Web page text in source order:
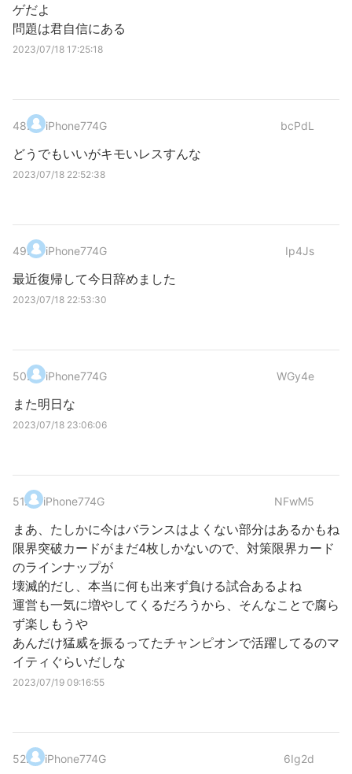
ゲだよ
問題は君自信にある
2023/07/18 17:25:18
48. iPhone774G bcPdL
どうでもいいがキモいレスすんな
2023/07/18 22:52:38
49. iPhone774G Ip4Js
最近復帰して今日辞めました
2023/07/18 22:53:30
50. iPhone774G WGy4e
また明日な
2023/07/18 23:06:06
51. iPhone774G NFwM5
まあ、たしかに今はバランスはよくない部分はあるかもね
限界突破カードがまだ4枚しかないので、対策限界カード
のラインナップが
壊滅的だし、本当に何も出来ず負ける試合あるよね
運営も一気に増やしてくるだろうから、そんなことで腐ら
ず楽しもうや
あんだけ猛威を振るってたチャンピオンで活躍してるのマ
イティぐらいだしな
2023/07/19 09:16:55
52. iPhone774G 6Ig2d